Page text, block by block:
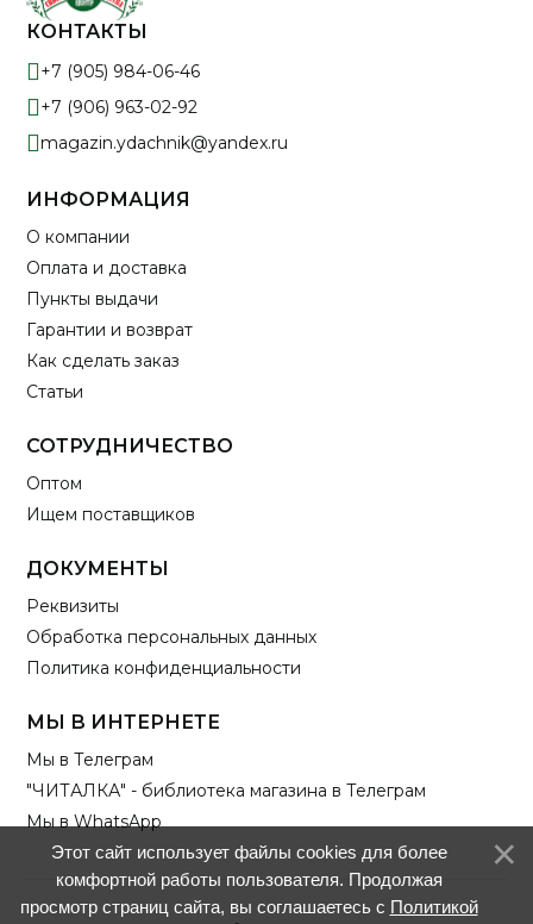
КОНТАКТЫ
+7 (905) 984-06-46
+7 (906) 963-02-92
magazin.ydachnik@yandex.ru
ИНФОРМАЦИЯ
О компании
Оплата и доставка
Пункты выдачи
Гарантии и возврат
Как сделать заказ
Статьи
СОТРУДНИЧЕСТВО
Оптом
Ищем поставщиков
ДОКУМЕНТЫ
Реквизиты
Обработка персональных данных
Политика конфиденциальности
МЫ В ИНТЕРНЕТЕ
Мы в Телеграм
"ЧИТАЛКА" - библиотека магазина в Телеграм
Мы в WhatsApp
Этот сайт использует файлы cookies для более
комфортной работы пользователя. Продолжая
просмотр страниц сайта, вы соглашаетесь с Политикой